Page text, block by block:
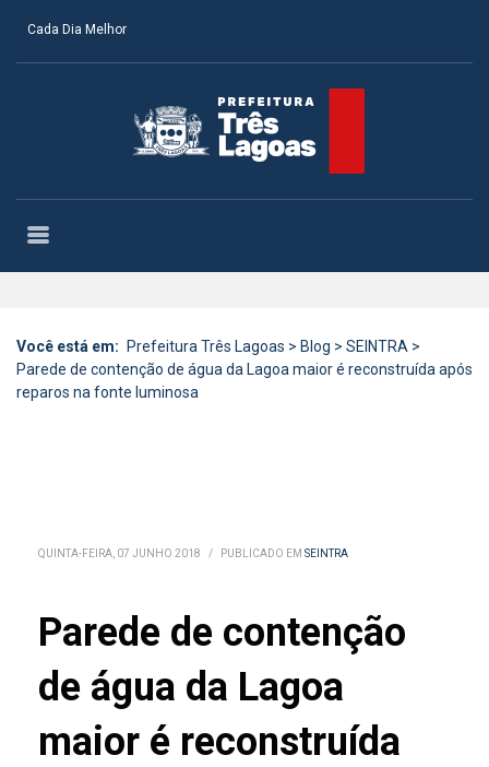
Cada Dia Melhor
Você está em: Prefeitura Três Lagoas > Blog > SEINTRA >
Parede de contenção de água da Lagoa maior é reconstruída após
reparos na fonte luminosa
QUINTA-FEIRA, 07 JUNHO 2018 / PUBLICADO EM SEINTRA
Parede de contenção
de água da Lagoa
maior é reconstruída